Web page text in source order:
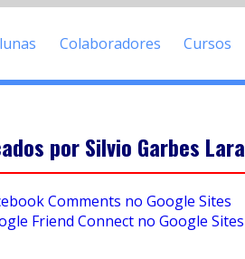
Colaboradores Cursos
por Silvio Garbes Lara
Comments no Google Sites
Friend Connect no Google Sites